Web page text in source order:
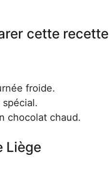
cette recette
froide.
chocolat chaud.
Liège